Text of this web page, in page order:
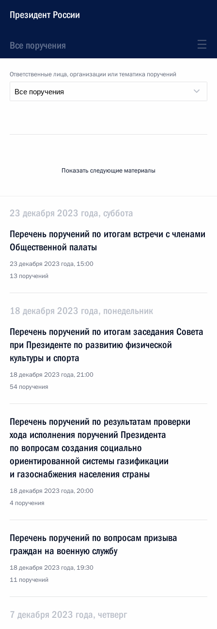
Президент России
Все поручения
Ответственные лица, организации или тематика поручений
Показать следующие материалы
23 декабря 2023 года, суббота
Перечень поручений по итогам встречи с членами
Общественной палаты
23 декабря 2023 года, 15:00
13 поручений
18 декабря 2023 года, понедельник
Перечень поручений по итогам заседания Совета
при Президенте по развитию физической
культуры и спорта
18 декабря 2023 года, 21:00
54 поручения
Перечень поручений по результатам проверки
хода исполнения поручений Президента
по вопросам создания социально
ориентированной системы газификации
и газоснабжения населения страны
18 декабря 2023 года, 20:00
4 поручения
Перечень поручений по вопросам призыва
граждан на военную службу
18 декабря 2023 года, 19:30
11 поручений
7 декабря 2023 года, четверг